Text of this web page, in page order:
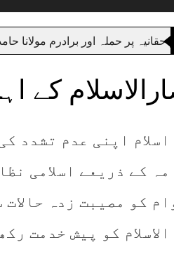
اور برادرم مولانا حامد
کے
اپنی عدم تشدد
کے ذریعے اسلامی
کو مصیبت زدہ
کو پیش خدمت